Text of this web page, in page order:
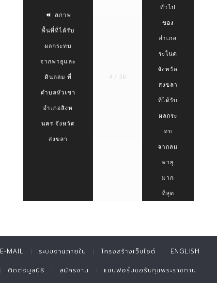
สภาพ
พื้นที่ที่ได้รับ
ผลกระทบ
จากพายุและ
ดินถล่ม ที่
ตำบลหัวเขา
อำเภอสิงห
นคร จังหวัด
สงขลา
4 / 39
ทั่วไป
ของ
อำเภอ
ระโนด
จังหวัด
สงขลา
ที่ได้รับ
ผลกระ
ทบ
จากลม
พายุ
มาก
ที่สุด
E-MAIL ระบบงานภายใน โครงสร้างเว็บไซต์ ENGLISH
ติดต่อมูลนิธิ สมัครงาน แบบฟอร์มขอรับทุนพระราชทาน